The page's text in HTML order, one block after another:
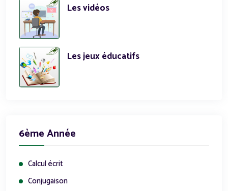
Les vidéos
Les jeux éducatifs
6ème Année
Calcul écrit
Conjugaison